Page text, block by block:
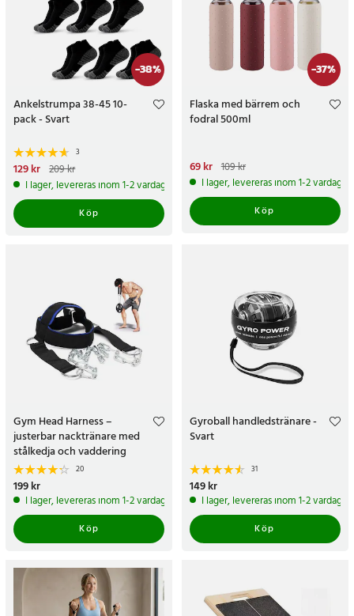
-38%
Ankelstrumpa 38-45 10-
pack - Svart
3
Nuvarande pris
pris:209 kr
129 kr 209 kr
I lager, levereras inom 1-2 vardagar
Köp
-37%
Flaska med bärrem och
fodral 500ml
Nuvarande pris
pris:109 kr
69 kr 109 kr
I lager, levereras inom 1-2 vardagar
Köp
Gym Head Harness –
justerbar nacktränare med
stålkedja och vaddering
20
Pris:199 kr
199 kr
I lager, levereras inom 1-2 vardagar
Köp
Gyroball handledstränare -
Svart
31
Pris:149 kr
149 kr
I lager, levereras inom 1-2 vardagar
Köp